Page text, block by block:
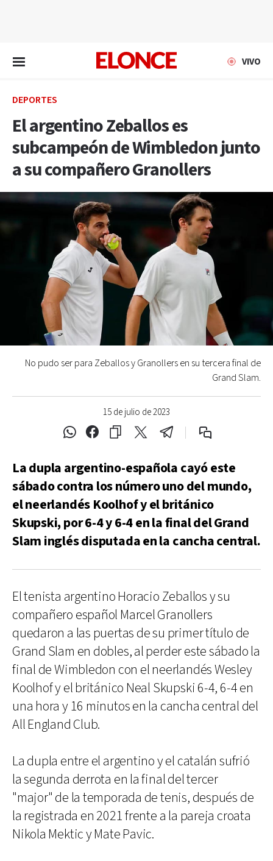
VIVO
DEPORTES
El argentino Zeballos es
subcampeón de Wimbledon junto
a su compañero Granollers
15 de julio de 2023
No pudo ser para Zeballos y Granollers en su tercera final de
Grand Slam.
La dupla argentino-española cayó este
sábado contra los número uno del mundo,
el neerlandés Koolhof y el británico
Skupski, por 6-4 y 6-4 en la final del Grand
Slam inglés disputada en la cancha central.
El tenista argentino Horacio Zeballos y su
compañero español Marcel Granollers
quedaron a las puertas de su primer título de
Grand Slam en dobles, al perder este sábado la
final de Wimbledon con el neerlandés Wesley
Koolhof y el británico Neal Skupski 6-4, 6-4 en
una hora y 16 minutos en la cancha central del
All England Club.
La dupla entre el argentino y el catalán sufrió
la segunda derrota en la final del tercer
"major" de la temporada de tenis, después de
la registrada en 2021 frente a la pareja croata
Nikola Mektic y Mate Pavic.